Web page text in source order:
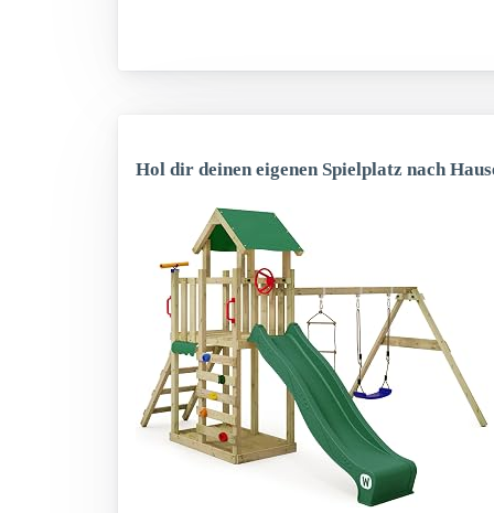
Hol dir deinen eigenen Spielplatz nach